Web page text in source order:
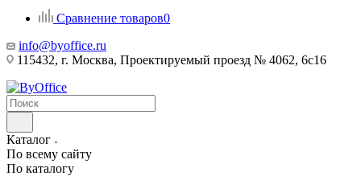
Сравнение товаров0
info@byoffice.ru
115432, г. Москва, Проектируемый проезд № 4062, 6с16
Каталог
По всему сайту
По каталогу